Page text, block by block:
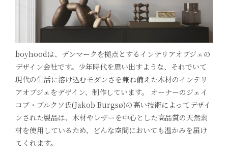
boyhoodは、デンマークを拠点とするインテリアオブジェの
デザイン会社です。少年時代を思い出すような、それでいて
現代の生活に溶け込むモダンさを兼ね備えた木材のインテリ
アオブジェをデザイン、制作しています。 オーナーのジェイ
コブ・ブルクソ氏(Jakob Burgsø)の高い技術によってデザイ
ンされた製品は、木材やレザーを中心とした高品質の天然素
材を使用しているため、どんな空間においても温かみを届け
てくれます。